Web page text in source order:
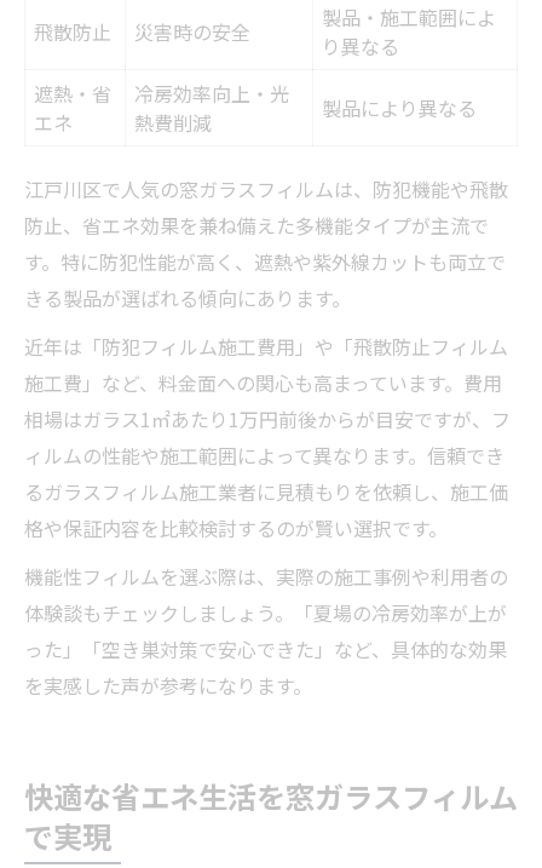
飛散防止 災害時の安全
製品・施工範囲によ
り異なる
遮熱・省
エネ
冷房効率向上・光
熱費削減
製品により異なる
江戸川区で人気の窓ガラスフィルムは、防犯機能や飛散
防止、省エネ効果を兼ね備えた多機能タイプが主流で
す。特に防犯性能が高く、遮熱や紫外線カットも両立で
きる製品が選ばれる傾向にあります。
近年は「防犯フィルム施工費用」や「飛散防止フィルム
施工費」など、料金面への関心も高まっています。費用
相場はガラス1㎡あたり1万円前後からが目安ですが、フ
ィルムの性能や施工範囲によって異なります。信頼でき
るガラスフィルム施工業者に見積もりを依頼し、施工価
格や保証内容を比較検討するのが賢い選択です。
機能性フィルムを選ぶ際は、実際の施工事例や利用者の
体験談もチェックしましょう。「夏場の冷房効率が上が
った」「空き巣対策で安心できた」など、具体的な効果
を実感した声が参考になります。
快適な省エネ生活を窓ガラスフィルム
で実現